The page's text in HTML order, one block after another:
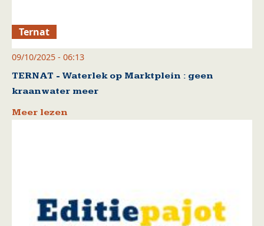
Ternat
09/10/2025 - 06:13
TERNAT - Waterlek op Marktplein : geen
kraanwater meer
Meer lezen